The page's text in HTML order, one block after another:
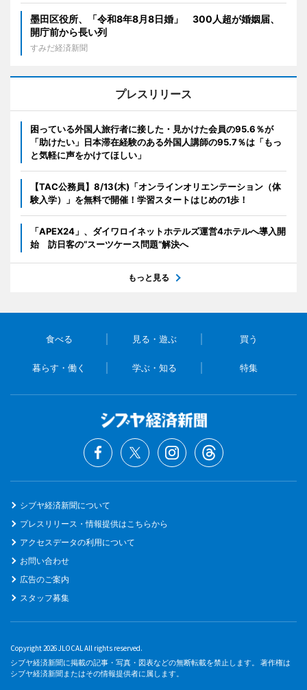
墨田区役所、「令和8年8月8日婚」 300人超が婚姻届、
開庁前から長い列
すみだ経済新聞
プレスリリース
困っている外国人旅行者に接した・見かけた会員の95.6％が
「助けたい」日本滞在経験のある外国人講師の95.7％は「もっ
と気軽に声をかけてほしい」
【TAC公務員】8/13(木)「オンラインオリエンテーション（体
験入学）」を無料で開催！学習スタートはじめの1歩！
「APEX24」、ダイワロイネットホテルズ運営4ホテルへ導入開
始 訪日客の“スーツケース問題”解決へ
もっと見る
食べる 見る・遊ぶ 買う
暮らす・働く 学ぶ・知る 特集
シブヤ経済新聞について
プレスリリース・情報提供はこちらから
アクセスデータの利用について
お問い合わせ
広告のご案内
スタッフ募集
Copyright 2026 JLOCAL All rights reserved.
シブヤ経済新聞に掲載の記事・写真・図表などの無断転載を禁止します。 著作権は
シブヤ経済新聞またはその情報提供者に属します。